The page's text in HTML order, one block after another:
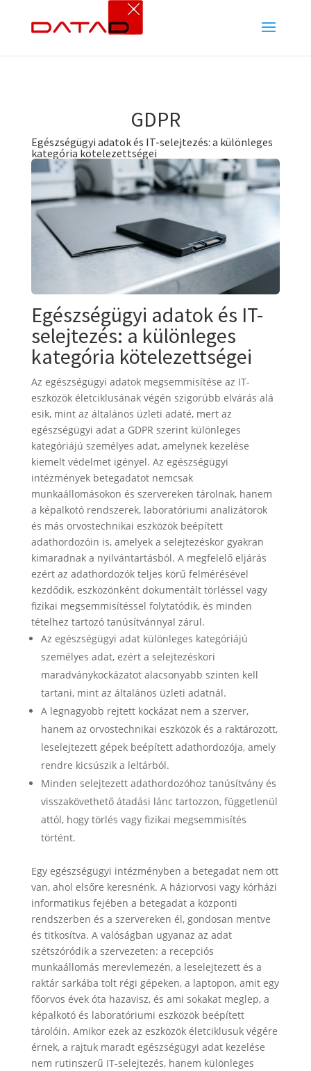
GDPR
Egészségügyi adatok és IT-selejtezés: a különleges
kategória kötelezettségei
Egészségügyi adatok és IT-
selejtezés: a különleges
kategória kötelezettségei
Az egészségügyi adatok megsemmisítése az IT-
eszközök életciklusának végén szigorúbb elvárás alá
esik, mint az általános üzleti adaté, mert az
egészségügyi adat a GDPR szerint különleges
kategóriájú személyes adat, amelynek kezelése
kiemelt védelmet igényel. Az egészségügyi
intézmények betegadatot nemcsak
munkaállomásokon és szervereken tárolnak, hanem
a képalkotó rendszerek, laboratóriumi analizátorok
és más orvostechnikai eszközök beépített
adathordozóin is, amelyek a selejtezéskor gyakran
kimaradnak a nyilvántartásból. A megfelelő eljárás
ezért az adathordozók teljes körű felmérésével
kezdődik, eszközönként dokumentált törléssel vagy
fizikai megsemmisítéssel folytatódik, és minden
tételhez tartozó tanúsítvánnyal zárul.
Az egészségügyi adat különleges kategóriájú
személyes adat, ezért a selejtezéskori
maradványkockázatot alacsonyabb szinten kell
tartani, mint az általános üzleti adatnál.
A legnagyobb rejtett kockázat nem a szerver,
hanem az orvostechnikai eszközök és a raktározott,
leselejtezett gépek beépített adathordozója, amely
rendre kicsúszik a leltárból.
Minden selejtezett adathordozóhoz tanúsítvány és
visszakövethető átadási lánc tartozzon, függetlenül
attól, hogy törlés vagy fizikai megsemmisítés
történt.
Egy egészségügyi intézményben a betegadat nem ott
van, ahol elsőre keresnénk. A háziorvosi vagy kórházi
informatikus fejében a betegadat a központi
rendszerben és a szervereken él, gondosan mentve
és titkosítva. A valóságban ugyanaz az adat
szétszóródik a szervezeten: a recepciós
munkaállomás merevlemezén, a leselejtezett és a
raktár sarkába tolt régi gépeken, a laptopon, amit egy
főorvos évek óta hazavisz, és ami sokakat meglep, a
képalkotó és laboratóriumi eszközök beépített
tárolóin. Amikor ezek az eszközök életciklusuk végére
érnek, a rajtuk maradt egészségügyi adat kezelése
nem rutinszerű IT-selejtezés, hanem különleges